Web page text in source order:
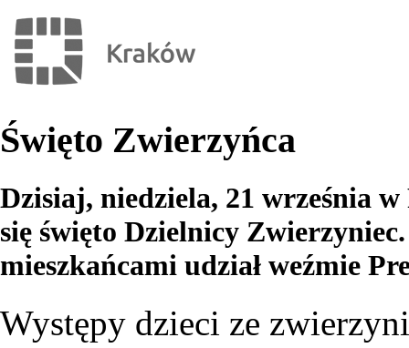
Święto Zwierzyńca
Dzisiaj, niedziela, 21 września
się święto Dzielnicy
mieszkańcami udział weźmie
Występy dzieci ze